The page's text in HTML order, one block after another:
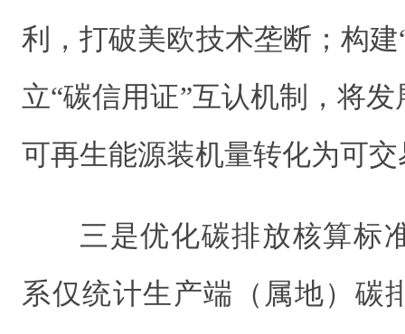
利，打破美欧技术垄断；构
立“碳信用证”互认机制，将
可再生能源装机量转化为可
三是优化碳排放核算标
系仅统计生产端（属地）碳